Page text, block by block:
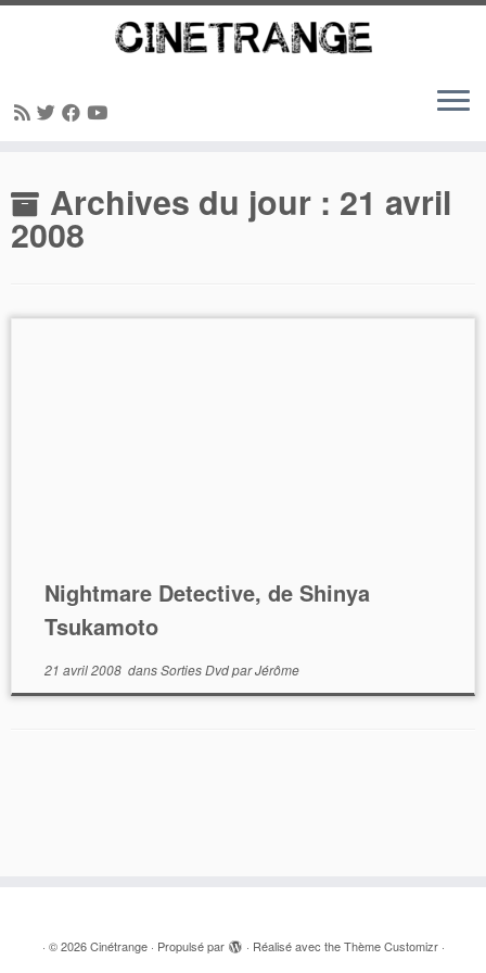
au
contenuArchives du jour : 21 avril
2008
Nightmare Detective, de Shinya
Tsukamoto
21 avril 2008dansSorties DvdparJérôme
· © 2026 Cinétrange· Propulsé par · Réalisé avec theThème Customizr·